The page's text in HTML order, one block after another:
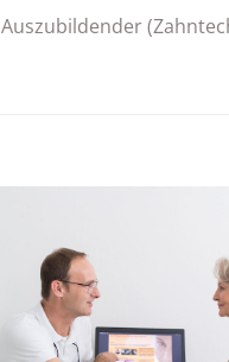
Auszubildender